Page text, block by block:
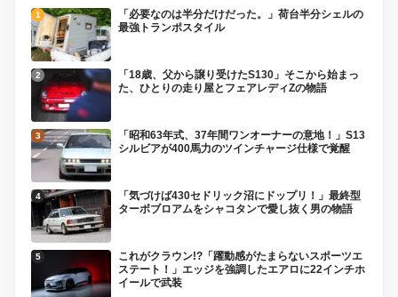
「必要なのは半分だけだった。」荷台半分シェルの
最強トランポスタイル
「18歳、父から譲り受けたS130」そこから始まっ
た、ひとりの走り屋とフェアレディZの物語
「昭和63年式、37年間ワンオーナーの意地！」S13
シルビアが400馬力のツインチャージ仕様で覚醒
「気づけば430セドリック沼にドップリ！」最終型
ターボブロアムをシャコタンで愛し抜く男の物語
これがクラウン!?「躍動感がたまらないスポーツエ
ステート！」エッジを強調したエアロに22インチホ
イールで武装